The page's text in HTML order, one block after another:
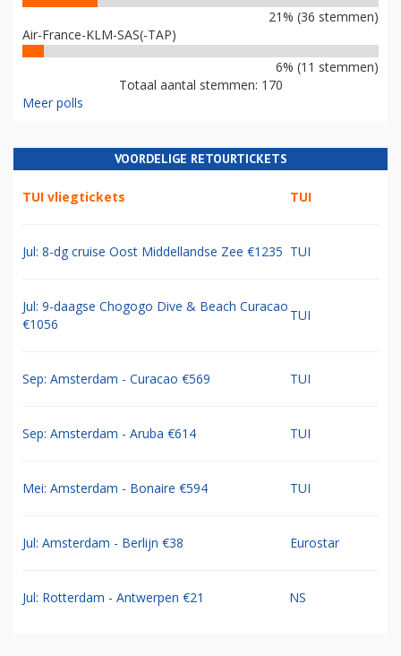
21% (36 stemmen)
Air-France-KLM-SAS(-TAP)
6% (11 stemmen)
Totaal aantal stemmen: 170
Meer polls
VOORDELIGE RETOURTICKETS
TUI vliegtickets TUI
Jul: 8-dg cruise Oost Middellandse Zee €1235 TUI
Jul: 9-daagse Chogogo Dive & Beach Curacao
€1056
TUI
Sep: Amsterdam - Curacao €569 TUI
Sep: Amsterdam - Aruba €614 TUI
Mei: Amsterdam - Bonaire €594 TUI
Jul: Amsterdam - Berlijn €38 Eurostar
Jul: Rotterdam - Antwerpen €21 NS